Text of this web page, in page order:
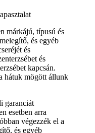
márkájú, típusú és
és egyéb
és
és
kapcsán.
hátuk mögött állunk
garanciát
esetben arra
végezzék el a
és egyéb